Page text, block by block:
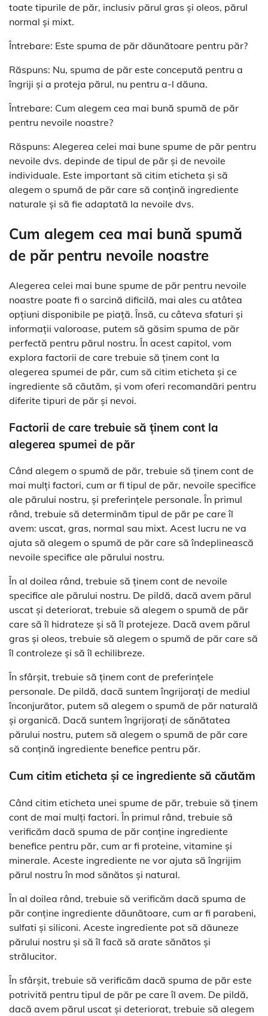
toate tipurile de păr, inclusiv părul gras și oleos, părul
normal și mixt.
Întrebare: Este spuma de păr dăunătoare pentru păr?
Răspuns: Nu, spuma de păr este concepută pentru a
îngriji și a proteja părul, nu pentru a-l dăuna.
Întrebare: Cum alegem cea mai bună spumă de păr
pentru nevoile noastre?
Răspuns: Alegerea celei mai bune spume de păr pentru
nevoile dvs. depinde de tipul de păr și de nevoile
individuale. Este important să citim eticheta și să
alegem o spumă de păr care să conțină ingrediente
naturale și să fie adaptată la nevoile dvs.
Cum alegem cea mai bună spumă
de păr pentru nevoile noastre
Alegerea celei mai bune spume de păr pentru nevoile
noastre poate fi o sarcină dificilă, mai ales cu atâtea
opțiuni disponibile pe piață. Însă, cu câteva sfaturi și
informații valoroase, putem să găsim spuma de păr
perfectă pentru părul nostru. În acest capitol, vom
explora factorii de care trebuie să ținem cont la
alegerea spumei de păr, cum să citim eticheta și ce
ingrediente să căutăm, și vom oferi recomandări pentru
diferite tipuri de păr și nevoi.
Factorii de care trebuie să ținem cont la
alegerea spumei de păr
Când alegem o spumă de păr, trebuie să ținem cont de
mai mulți factori, cum ar fi tipul de păr, nevoile specifice
ale părului nostru, și preferințele personale. În primul
rând, trebuie să determinăm tipul de păr pe care îl
avem: uscat, gras, normal sau mixt. Acest lucru ne va
ajuta să alegem o spumă de păr care să îndeplinească
nevoile specifice ale părului nostru.
În al doilea rând, trebuie să ținem cont de nevoile
specifice ale părului nostru. De pildă, dacă avem părul
uscat și deteriorat, trebuie să alegem o spumă de păr
care să îl hidrateze și să îl protejeze. Dacă avem părul
gras și oleos, trebuie să alegem o spumă de păr care să
îl controleze și să îl echilibreze.
În sfârșit, trebuie să ținem cont de preferințele
personale. De pildă, dacă suntem îngrijorați de mediul
înconjurător, putem să alegem o spumă de păr naturală
și organică. Dacă suntem îngrijorați de sănătatea
părului nostru, putem să alegem o spumă de păr care
să conțină ingrediente benefice pentru păr.
Cum citim eticheta și ce ingrediente să căutăm
Când citim eticheta unei spume de păr, trebuie să ținem
cont de mai mulți factori. În primul rând, trebuie să
verificăm dacă spuma de păr conține ingrediente
benefice pentru păr, cum ar fi proteine, vitamine și
minerale. Aceste ingrediente ne vor ajuta să îngrijim
părul nostru în mod sănătos și natural.
În al doilea rând, trebuie să verificăm dacă spuma de
păr conține ingrediente dăunătoare, cum ar fi parabeni,
sulfati și siliconi. Aceste ingrediente pot să dăuneze
părului nostru și să îl facă să arate sănătos și
strălucitor.
În sfârșit, trebuie să verificăm dacă spuma de păr este
potrivită pentru tipul de păr pe care îl avem. De pildă,
dacă avem părul uscat și deteriorat, trebuie să alegem